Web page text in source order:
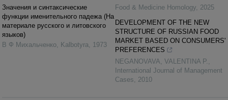
Значения и синтаксические
функции именительного падежа (На
материале русского и литовского
языков)
В Ф Михальченко, Kalbotyra, 1973
Food & Medicine Homology, 2025
DEVELOPMENT OF THE NEW
STRUCTURE OF RUSSIAN FOOD
MARKET BASED ON CONSUMERS'
PREFERENCES
NEGANOVAVA, VALENTINA P. ,
International Journal of Management
Cases, 2010